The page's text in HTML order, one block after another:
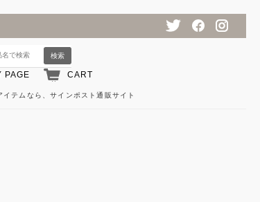
検索
PAGE CART
テムなら、サインポスト通販サイト